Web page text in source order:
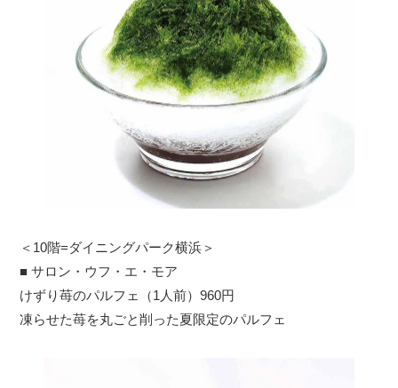
＜10階=ダイニングパーク横浜＞
■ サロン・ウフ・エ・モア
けずり苺のパルフェ（1人前）960円
凍らせた苺を丸ごと削った夏限定のパルフェ